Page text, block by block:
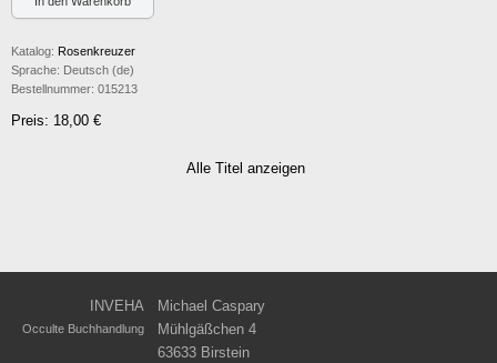
Katalog: Rosenkreuzer
Sprache: Deutsch (de)
Bestellnummer: 015213
Preis: 18,00 €
Alle Titel anzeigen
INVEHA Michael Caspary
Occulte Buchhandlung
Mühlgäßchen 4
63633 Birstein